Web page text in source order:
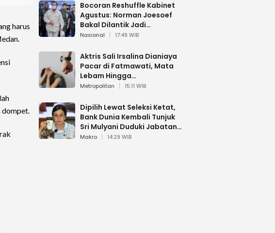
harus
dompet.
Bocoran Reshuffle Kabinet
Agustus: Norman Joesoef
Bakal Dilantik Jadi
Wamenhan RI
Nasional 17:49 WIB
Aktris Sali Irsalina Dianiaya
Pacar di Fatmawati, Mata
Lebam Hingga
Diselamatkan Polantas
Metropolitan 15:11 WIB
Dipilih Lewat Seleksi Ketat,
Bank Dunia Kembali Tunjuk
Sri Mulyani Duduki Jabatan
Strategis
Makro 14:29 WIB